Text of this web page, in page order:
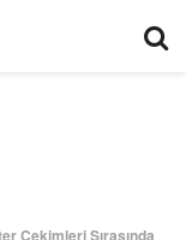
Çekimleri Sırasında